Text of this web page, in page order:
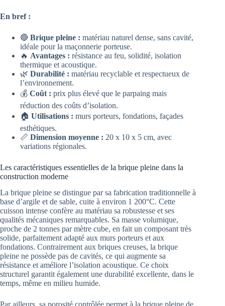
En bref :
🔴 Brique pleine : matériau naturel dense, sans cavité,
idéale pour la maçonnerie porteuse.
🔥 Avantages : résistance au feu, solidité, isolation
thermique et acoustique.
🌿 Durabilité : matériau recyclable et respectueux de
l’environnement.
💰 Coût : prix plus élevé que le parpaing mais
réduction des coûts d’isolation.
🏠 Utilisations : murs porteurs, fondations, façades
esthétiques.
📏 Dimension moyenne : 20 x 10 x 5 cm, avec
variations régionales.
Les caractéristiques essentielles de la brique pleine dans la
construction moderne
La brique pleine se distingue par sa fabrication traditionnelle à
base d’argile et de sable, cuite à environ 1 200°C. Cette
cuisson intense confère au matériau sa robustesse et ses
qualités mécaniques remarquables. Sa masse volumique,
proche de 2 tonnes par mètre cube, en fait un composant très
solide, parfaitement adapté aux murs porteurs et aux
fondations. Contrairement aux briques creuses, la brique
pleine ne possède pas de cavités, ce qui augmente sa
résistance et améliore l’isolation acoustique. Ce choix
structurel garantit également une durabilité excellente, dans le
temps, même en milieu humide.